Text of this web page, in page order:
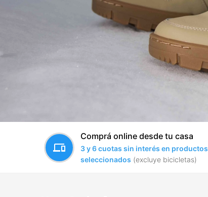
devices
Comprá online desde tu casa
3 y 6 cuotas sin interés en productos
seleccionados (excluye bicicletas)